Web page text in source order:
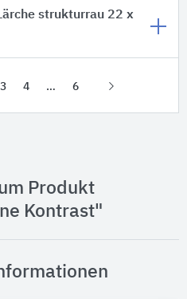
strukturrau 22 x
3 4 6
Produkt
Kontrast"